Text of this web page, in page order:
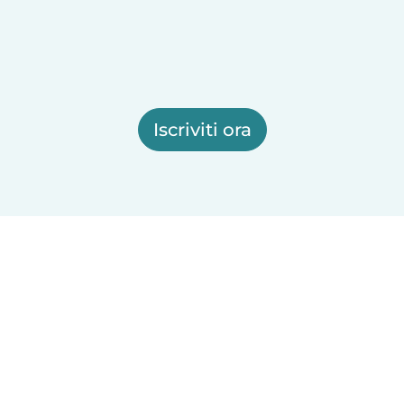
Iscriviti ora